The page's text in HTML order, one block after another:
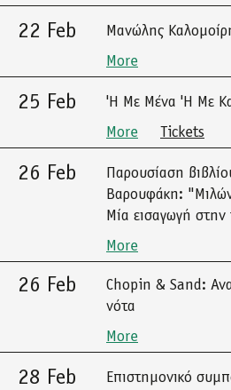
22 Feb
Μανώλης
More
25 Feb
'Η Με Μένα 'Η Με
More
Tickets
26 Feb
Παρουσίαση
Βαρουφάκη:
Μία εισαγωγή
More
26 Feb
Chopin & Sand:
νότα
More
28 Feb
Επιστημονικό